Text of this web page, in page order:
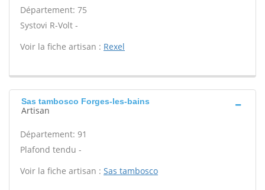
Département: 75
Systovi R-Volt -
Voir la fiche artisan : Rexel
Sas tambosco Forges-les-bains
Artisan
Département: 91
Plafond tendu -
Voir la fiche artisan : Sas tambosco